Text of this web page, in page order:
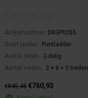
Artikelnummer: DKGP0265
Soort ladder:
Puntladder
Aantal delen:
2-delig
Aantal treden:
2 + 6 + 5 treden
€845,48 €760,93